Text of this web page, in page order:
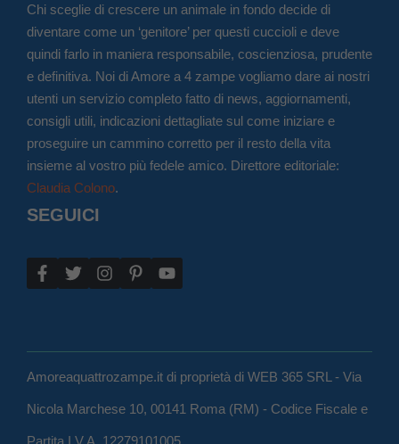
Chi sceglie di crescere un animale in fondo decide di
diventare come un ‘genitore’ per questi cuccioli e deve
quindi farlo in maniera responsabile, coscienziosa, prudente
e definitiva. Noi di Amore a 4 zampe vogliamo dare ai nostri
utenti un servizio completo fatto di news, aggiornamenti,
consigli utili, indicazioni dettagliate sul come iniziare e
proseguire un cammino corretto per il resto della vita
insieme al vostro più fedele amico. Direttore editoriale:
Claudia Colono.
SEGUICI
Amoreaquattrozampe.it di proprietà di WEB 365 SRL - Via
Nicola Marchese 10, 00141 Roma (RM) - Codice Fiscale e
Partita I.V.A. 12279101005